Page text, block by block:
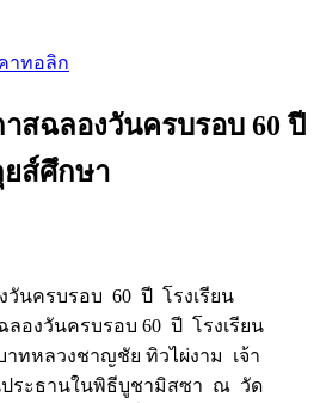
าทอลิก
สฉลองวันครบรอบ 60 ปี
ยส์ศึกษา
นครบรอบ 60 ปี โรงเรียน
องวันครบรอบ 60 ปี โรงเรียน
ทหลวงชาญชัย ทิวไผ่งาม เจ้า
ประธานในพิธีบูชามิสซา ณ วัด